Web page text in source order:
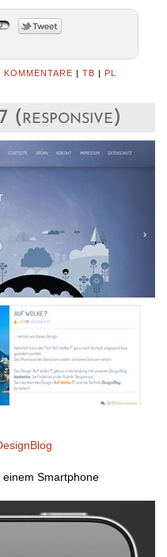
KOMMENTARE | TB | PL
(responsive)
Smartphone